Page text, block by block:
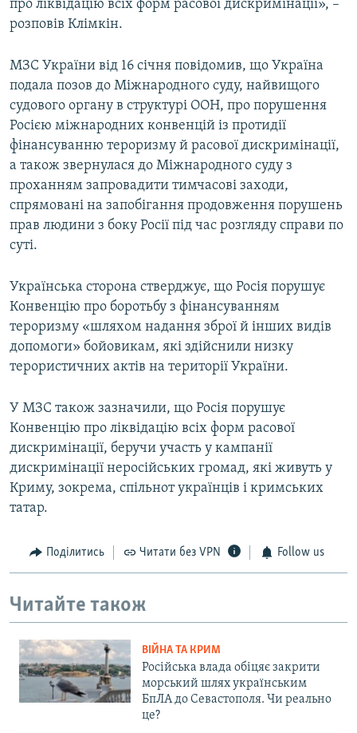
про ліквідацію всіх форм расової дискримінації», –
розповів Клімкін.
МЗС України від 16 січня повідомив, що Україна
подала позов до Міжнародного суду, найвищого
судового органу в структурі ООН, про порушення
Росією міжнародних конвенцій із протидії
фінансуванню тероризму й расової дискримінації,
а також звернулася до Міжнародного суду з
проханням запровадити тимчасові заходи,
спрямовані на запобігання продовження порушень
прав людини з боку Росії під час розгляду справи по
суті.
Українська сторона стверджує, що Росія порушує
Конвенцію про боротьбу з фінансуванням
тероризму «шляхом надання зброї й інших видів
допомоги» бойовикам, які здійснили низку
терористичних актів на території України.
У МЗС також зазначили, що Росія порушує
Конвенцію про ліквідацію всіх форм расової
дискримінації, беручи участь у кампанії
дискримінації неросійських громад, які живуть у
Криму, зокрема, спільнот українців і кримських
татар.
Поділитись Читати без VPN Follow us
Читайте також
ВІЙНА ТА КРИМ
Російська влада обіцяє закрити
морський шлях українським
БпЛА до Севастополя. Чи реально
це?